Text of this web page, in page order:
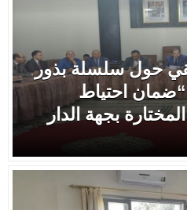
حول سلسلة بذور
احتياط
بجهة الدار